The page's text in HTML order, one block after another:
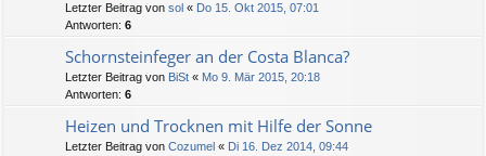
Letzter Beitrag von sol « Do 15. Okt 2015, 07:01
Antworten: 6
Schornsteinfeger an der Costa Blanca?
Letzter Beitrag von BiSt « Mo 9. Mär 2015, 20:18
Antworten: 6
Heizen und Trocknen mit Hilfe der Sonne
Letzter Beitrag von Cozumel « Di 16. Dez 2014, 09:44